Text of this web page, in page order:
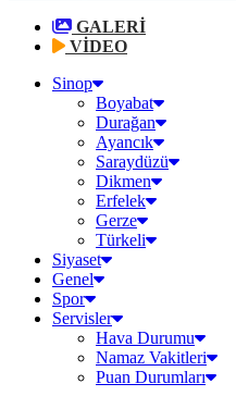
GALERİ
VİDEO
Sinop
Boyabat
Durağan
Ayancık
Saraydüzü
Dikmen
Erfelek
Gerze
Türkeli
Siyaset
Genel
Spor
Servisler
Hava Durumu
Namaz Vakitleri
Puan Durumları